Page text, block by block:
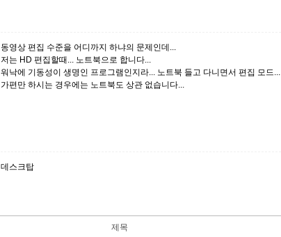
동영상 편집 수준을 어디까지 하냐의 문제인데...
저는 HD 편집할때... 노트북으로 합니다...
워낙에 기동성이 생명인 프로그램인지라... 노트북 들고 다니면서 편집 모드...
가편만 하시는 경우에는 노트북도 상관 없습니다...
데스크탑
제목